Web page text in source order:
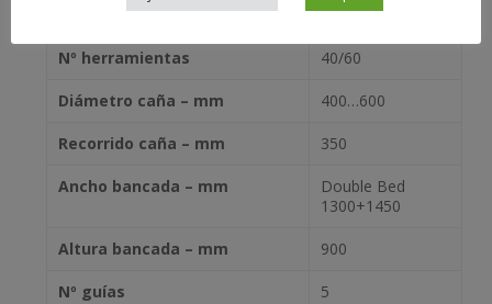
“a” y “b” – º
Nº herramientas 40/60
Diámetro caña – mm 400…600
Recorrido caña – mm 350
Ancho bancada – mm
Double Bed
1300+1450
Altura bancada – mm 900
Nº guías 5